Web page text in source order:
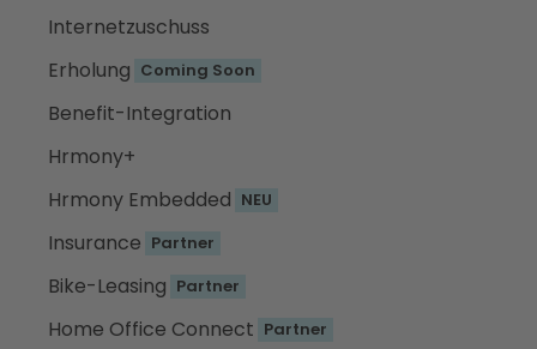
Internetzuschuss
Erholung Coming Soon
Benefit-Integration
Hrmony+
Hrmony Embedded NEU
Insurance Partner
Bike-Leasing Partner
Home Office Connect Partner